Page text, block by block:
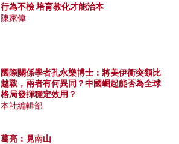
行為不檢 培育教化才能治本
陳家偉
國際關係學者孔永樂博士：將美伊衝突類比
越戰，兩者有何異同？中國崛起能否為全球
格局發揮穩定效用？
本社編輯部
葛亮：見南山